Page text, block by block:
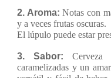
2. Aroma:Notas con
y a veces frutas oscuras.
El lúpulo puede estar
3. Sabor:
caramelizadas y un